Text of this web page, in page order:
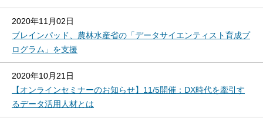
2020年11月02日
ブレインパッド、農林水産省の「データサイエンティスト育成プ
ログラム」を支援
2020年10月21日
【オンラインセミナーのお知らせ】11/5開催：DX時代を牽引す
るデータ活用人材とは